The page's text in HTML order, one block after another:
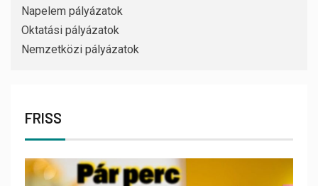
Napelem pályázatok
Oktatási pályázatok
Nemzetközi pályázatok
FRISS